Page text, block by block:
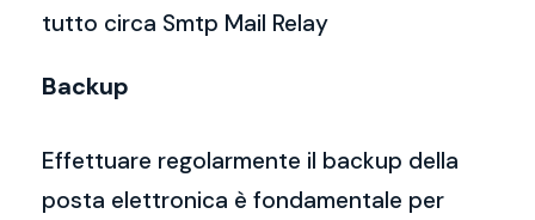
tutto circa Smtp Mail Relay
Backup
Effettuare regolarmente il backup della
posta elettronica è fondamentale per